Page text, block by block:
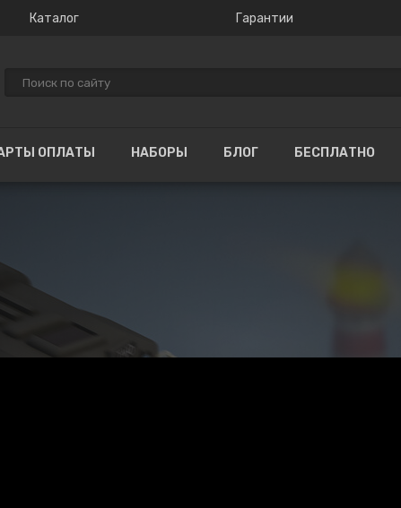
Каталог Гарантии
ОПЛАТЫ НАБОРЫ БЛОГ БЕСПЛАТНО